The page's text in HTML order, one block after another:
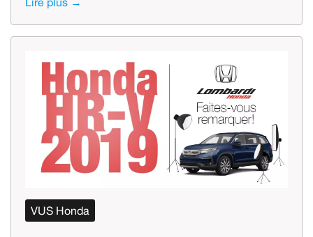
VUS Honda